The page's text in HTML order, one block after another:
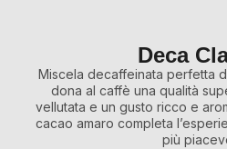
Deca
Miscela decaffeinata perfetta
dona al caffè una qualità
vellutata e un gusto ricco e
cacao amaro completa
più